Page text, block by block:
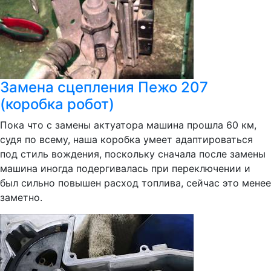
Замена сцепления Пежо 207
(коробка робот)
Пока что с замены актуатора машина прошла 60 км,
судя по всему, наша коробка умеет адаптироваться
под стиль вождения, поскольку сначала после замены
машина иногда подергивалась при переключении и
был сильно повышен расход топлива, сейчас это менее
заметно.